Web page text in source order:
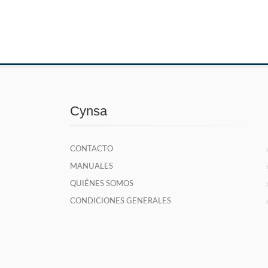
Cynsa
CONTACTO
MANUALES
QUIÉNES SOMOS
CONDICIONES GENERALES